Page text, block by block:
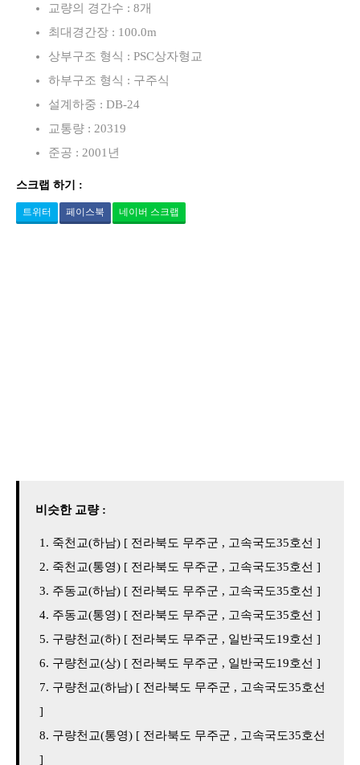
교량의 경간수 : 8개
최대경간장 : 100.0m
상부구조 형식 : PSC상자형교
하부구조 형식 : 구주식
설계하중 : DB-24
교통량 : 20319
준공 : 2001년
스크랩 하기 :
트위터 페이스북 네이버 스크랩
비슷한 교량 :
죽천교(하남) [ 전라북도 무주군 , 고속국도35호선 ]
죽천교(통영) [ 전라북도 무주군 , 고속국도35호선 ]
주동교(하남) [ 전라북도 무주군 , 고속국도35호선 ]
주동교(통영) [ 전라북도 무주군 , 고속국도35호선 ]
구량천교(하) [ 전라북도 무주군 , 일반국도19호선 ]
구량천교(상) [ 전라북도 무주군 , 일반국도19호선 ]
구량천교(하남) [ 전라북도 무주군 , 고속국도35호선
]
구량천교(통영) [ 전라북도 무주군 , 고속국도35호선
]